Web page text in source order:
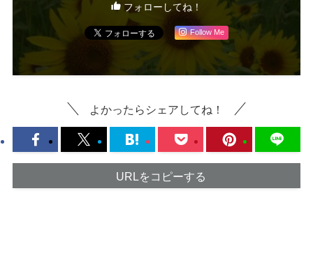
フォローしてね！
Follow Me
よかったらシェアしてね！
URLをコピーする